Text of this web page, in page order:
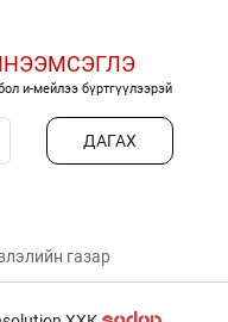
и-мейлээ бүртгүүлээрэй
ДАГАХ
газар